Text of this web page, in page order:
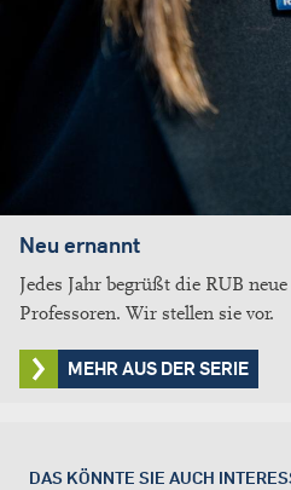
Neu ernannt
Jedes Jahr begrüßt die RUB
Professoren. Wir stellen sie vor.
MEHR AUS DER SERIE
DAS KÖNNTE SIE AUCH